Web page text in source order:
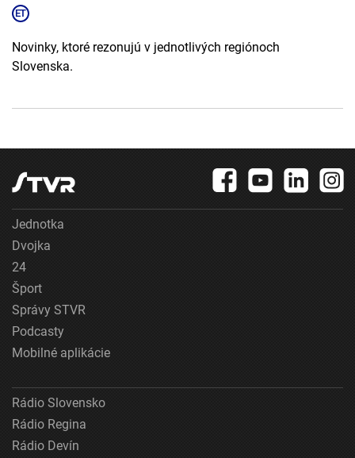
Novinky, ktoré rezonujú v jednotlivých regiónoch
Slovenska.
Jednotka
Dvojka
24
Šport
Správy STVR
Podcasty
Mobilné aplikácie
Rádio Slovensko
Rádio Regina
Rádio Devín